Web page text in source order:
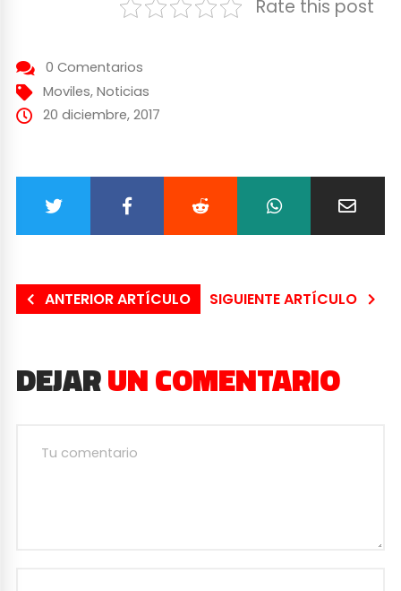
Rate this post
0 Comentarios
Moviles, Noticias
20 diciembre, 2017
ANTERIOR ARTÍCULO SIGUIENTE ARTÍCULO
DEJARUN COMENTARIO